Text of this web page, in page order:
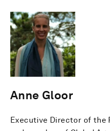
Anne Gloor
Executive Director of the